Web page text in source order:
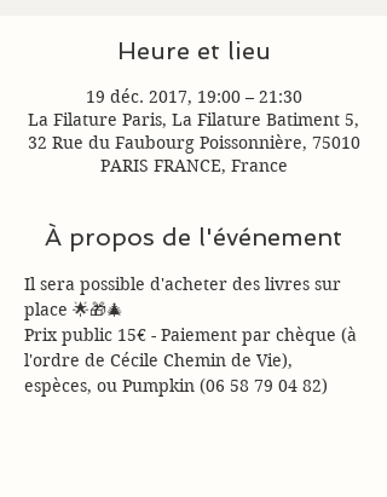
Heure et lieu
19 déc. 2017, 19:00 – 21:30
La Filature Paris, La Filature Batiment 5,
32 Rue du Faubourg Poissonnière, 75010
PARIS FRANCE, France
À propos de l'événement
Il sera possible d'acheter des livres sur
place 🌟🎁🎄
Prix public 15€ - Paiement par chèque (à
l'ordre de Cécile Chemin de Vie),
espèces, ou Pumpkin (06 58 79 04 82)